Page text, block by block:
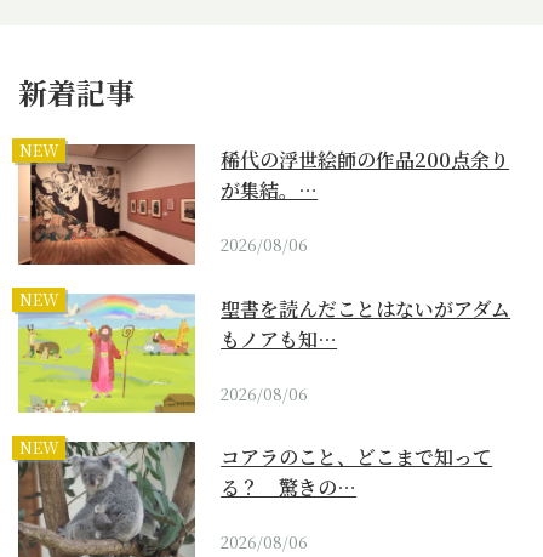
新着記事
NEW
稀代の浮世絵師の作品200点余り
が集結。…
2026/08/06
NEW
聖書を読んだことはないがアダム
もノアも知…
2026/08/06
NEW
コアラのこと、どこまで知って
る？ 驚きの…
2026/08/06